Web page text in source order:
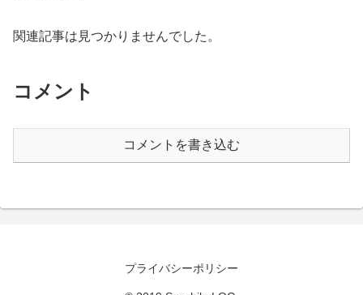
関連記事は見つかりませんでした。
コメント
コメントを書き込む
プライバシーポリシー